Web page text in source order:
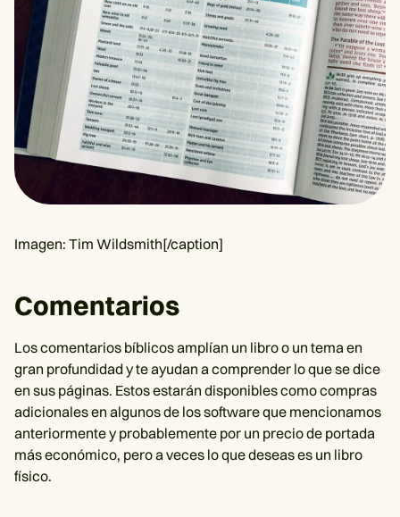
Imagen: Tim Wildsmith[/caption]
Comentarios
Los comentarios bíblicos amplían un libro o un tema en
gran profundidad y te ayudan a comprender lo que se dice
en sus páginas. Estos estarán disponibles como compras
adicionales en algunos de los software que mencionamos
anteriormente y probablemente por un precio de portada
más económico, pero a veces lo que deseas es un libro
físico.